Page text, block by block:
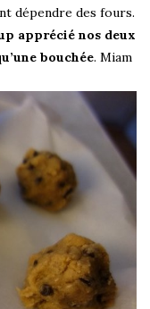
dépendre des fours.
apprécié nos deux
bouchée. Miam